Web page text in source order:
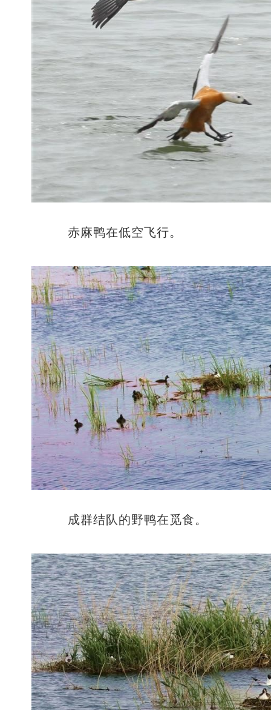
赤麻鸭在低空飞行。
成群结队的野鸭在觅食。